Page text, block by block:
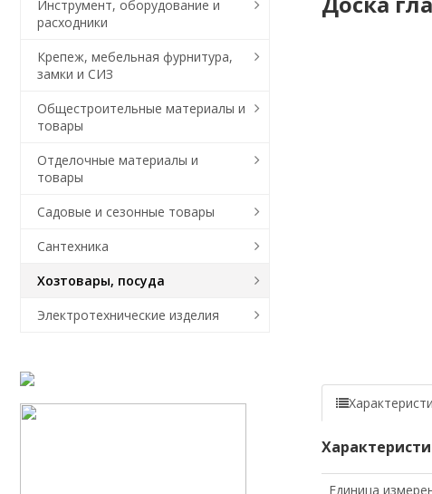
Единица
Инструмент, оборудование и
расходники
Крепеж, мебельная фурнитура,
замки и СИЗ
Общестроительные материалы и
товары
Отделочные материалы и
товары
Садовые и сезонные товары
Сантехника
Хозтовары, посуда
Электротехнические изделия